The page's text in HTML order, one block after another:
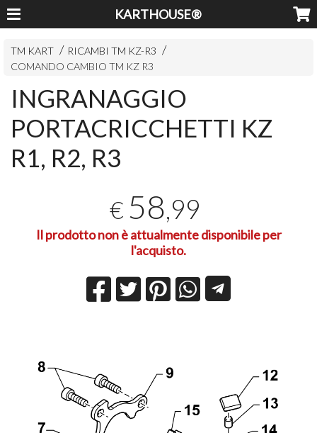
KARTHOUSE®
TM KART
RICAMBI TM KZ-R3
COMANDO CAMBIO TM KZ R3
INGRANAGGIO
PORTACRICCHETTI KZ
R1, R2, R3
€ 58,99
Il prodotto non è attualmente disponibile per
l'acquisto.